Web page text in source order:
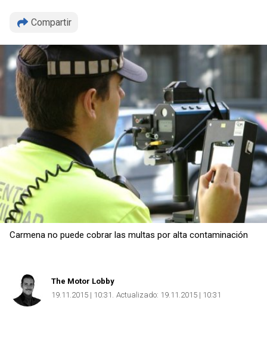
Compartir
Carmena no puede cobrar las multas por alta contaminación
The Motor Lobby
19.11.2015 | 10:31 Actualizado: 19.11.2015 | 10:31